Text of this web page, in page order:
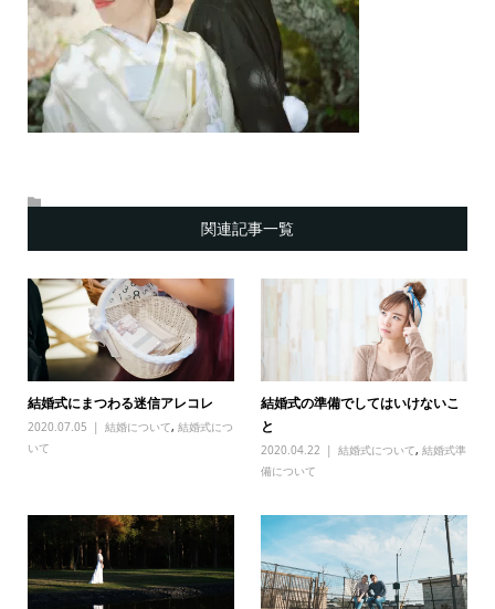
関連記事一覧
結婚式にまつわる迷信アレコレ
2020.07.05 結婚について, 結婚式につ
いて
結婚式の準備でしてはいけないこ
と
2020.04.22 結婚式について,結婚式準
備について